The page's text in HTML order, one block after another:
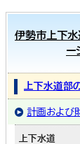
伊勢市上下水
ー
上下水道部
計画および
上下水道